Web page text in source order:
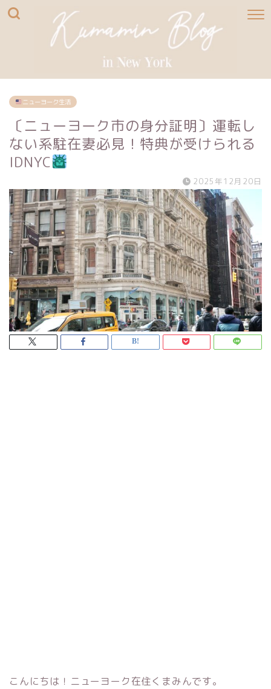
ニューヨーク生活
〔ニューヨーク市の身分証明〕運転し
ない系駐在妻必見！特典が受けられる
IDNYC
2025年12月20日
こんにちは！ニューヨーク在住くまみんです。